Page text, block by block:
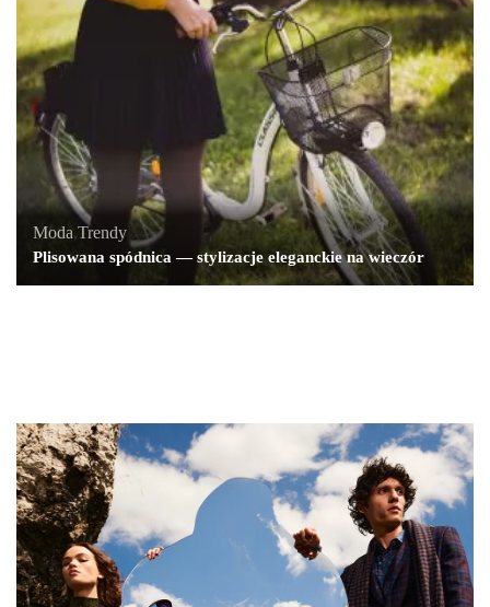
Moda,Trendy
Plisowana spódnica — stylizacje eleganckie na wieczór